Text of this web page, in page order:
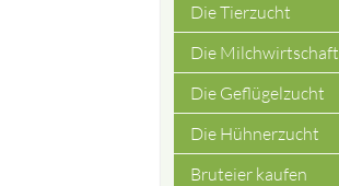
Die Tierzucht
Die Milchwirtschaft
Die Geflügelzucht
Die Hühnerzucht
Bruteier kaufen